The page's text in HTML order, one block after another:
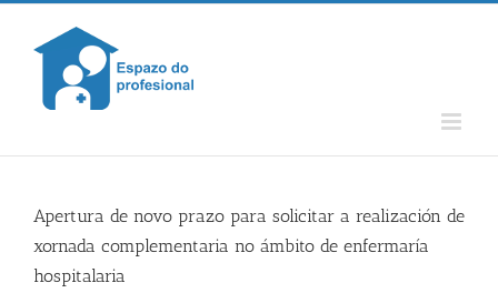
Skip
content
Apertura de novo prazo para solicitar a realización de
xornada complementaria no ámbito de enfermaría
hospitalaria